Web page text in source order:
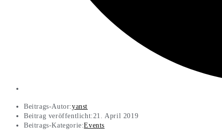
Beitrags-Autor:yanst
Beitrag veröffentlicht:21. April 2019
Beitrags-Kategorie:Events